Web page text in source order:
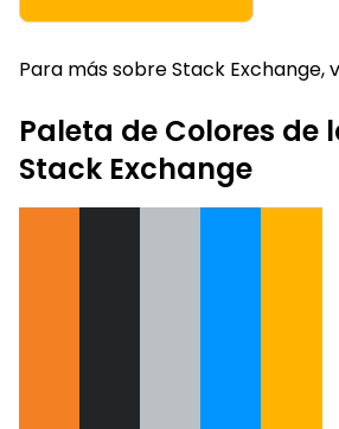
Para más sobre Stack Exchange,
Paleta de Colores de
Stack Exchange